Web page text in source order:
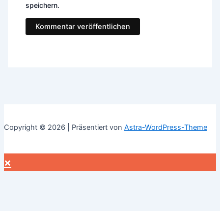
speichern.
Copyright © 2026 | Präsentiert von Astra-WordPress-Theme
×